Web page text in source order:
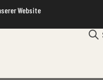
Website